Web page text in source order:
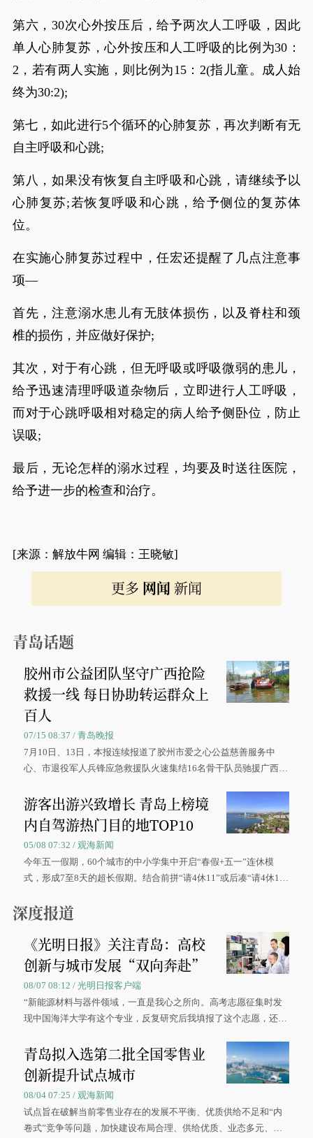
第六，30次心外按压后，给予两次人工呼吸，因此
单人心肺复苏，心外按压和人工呼吸的比例为30：
2，若有两人实施，则比例为15：2(指儿童。成人始
终为30:2);
第七，如此进行5个循环的心肺复苏，再次判断有无
自主呼吸和心跳;
第八，如果没有恢复自主呼吸和心跳，请继续予以
心肺复苏;若恢复呼吸和心跳，给予侧位的复苏体
位。
在实施心肺复苏过程中，任宏还提醒了几点注意事
项—
首先，注意溺水患儿有无肢体损伤，以及脊柱和颈
椎的损伤，并应做好保护;
其次，对于有心跳，但无呼吸或呼吸微弱的患儿，
给予迅速清理呼吸道杂物后，立即进行人工呼吸，
而对于心跳呼吸相对稳定的病人给予侧卧位，防止
误吸;
最后，无论怎样的溺水过程，均要及时送往医院，
给予进一步的检查和治疗。
[来源：解放牛网 编辑：王晓敏]
更多 网闻 新闻
青岛话题
胶州市公益团队坚守广西抢险
救援一线 每日协助转运群众上
百人
07/15 08:37 / 青岛晚报
7月10日、13日，本报连续报道了胶州市爱之心公益慈善服务中
心、市退役军人兵锋应急救援队火速集结16名骨干队员驰援广西灾
游客出游兴致增长 青岛上榜境
内自驾游热门目的地TOP10
05/08 07:32 / 观海新闻
今年五一假期，60个城市的中小学集中开启“春假+五一”连休模
式，形成7至8天的超长假期。结合前拼“请4休11”或后凑“请4休1
深度报道
《光明日报》关注青岛：高校
创新与城市发展“双向奔赴”
08/07 08:12 / 光明日报客户端
“新能源材料与器件领域，一直是我心之所向。高考志愿征集时发
现中国海洋大学有这个专业，反复研究后我填报了这个志愿，还真
大学材料科学与工程学院材料类专业的录取通知书。
青岛拟入选第二批全国零售业
创新提升试点城市
08/04 07:25 / 观海新闻
试点旨在破解当前零售业存在的发展不平衡、优质供给不足和“内
卷式”竞争等问题，加快建设布局合理、供给优质、业态多元、智